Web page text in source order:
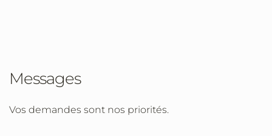
Messages
Vos demandes sont nos priorités.